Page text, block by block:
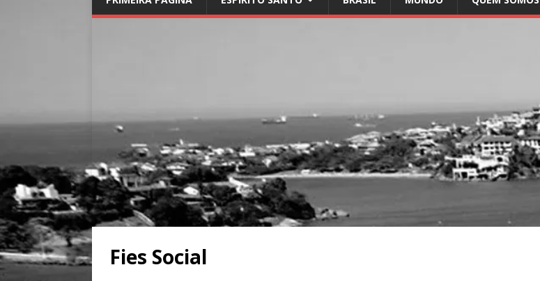
Fies Social